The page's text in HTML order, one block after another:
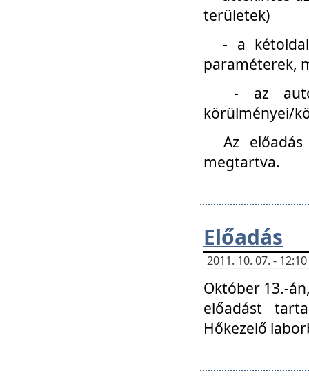
területek)
- a kétoldali
paraméterek,
- az
körülményei/
Az
megtartva.
Előadás
2011. 10. 07. -
Október 13.-
előadást
Hőkezelő